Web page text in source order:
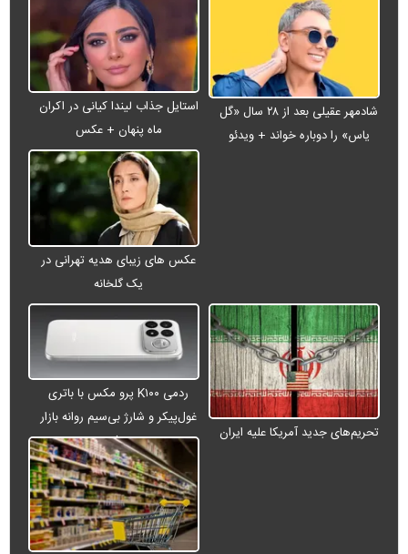
شادمهر عقیلی بعد از ۲۸ سال «گل
یاس» را دوباره خواند + ویدئو
استایل جذاب لیندا کیانی در اکران
ماه پنهان + عکس
عکس های زیبای هدیه تهرانی در
یک گلخانه
تحریم‌های جدید آمریکا علیه ایران
ردمی K۱۰۰ پرو مکس با باتری
غول‌پیکر و شارژ بی‌سیم روانه بازار
می‌شود